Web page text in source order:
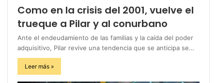
Como en la crisis del 2001, vuelve el
trueque a Pilar y al conurbano
Ante el endeudamiento de las familias y la caída del poder
adquisitivo, Pilar revive una tendencia que se anticipa se…
Leer más »